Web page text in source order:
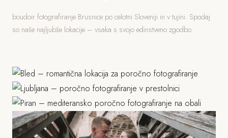
boudoir fotografiranje Brusnice po celotni Sloveniji in v tujini. Spodaj
so naše najljubše lokacije – vsaka s svojo edinstveno zgodbo.
Grad, stara mesta, parki
Piran
Morje, mediteranska arhitektura